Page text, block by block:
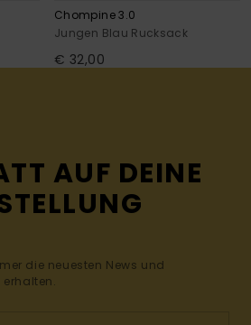
Chompine 3.0
Jungen Blau Rucksack
€ 32,00
AUF DEINE
die neuesten News und
erhalten.